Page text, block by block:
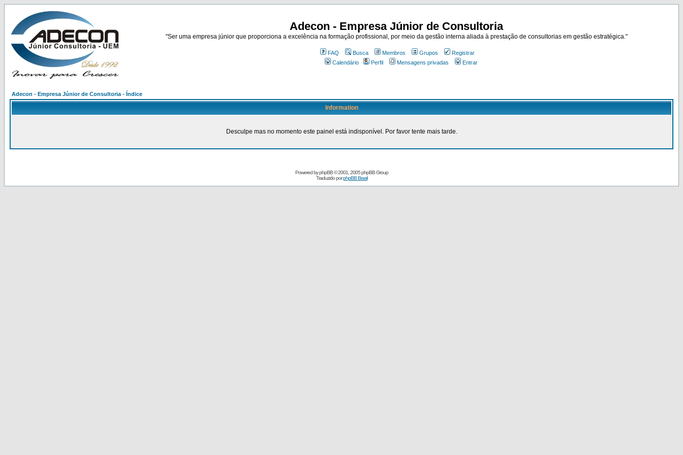
Adecon - Empresa Júnior de Consultoria
"Ser uma empresa júnior que proporciona a excelência na formação profissional, por meio da gestão interna aliada à prestação de consultorias em gestão estratégica."
FAQ Busca Membros Grupos
Registrar
Calendário
Perfil Mensagens privadas Entrar
Adecon - Empresa Júnior de Consultoria - Índice
Information
Desculpe mas no momento este painel está indisponível. Por favor tente mais tarde.
Powered byphpBB© 2001, 2005 phpBB Group
Traduzido porphpBB Brasil